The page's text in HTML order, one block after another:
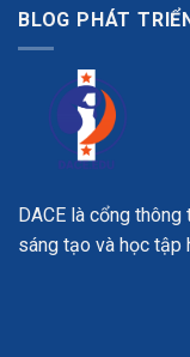
BLOG PHÁT
DACE là cổng
sáng tạo và học tập